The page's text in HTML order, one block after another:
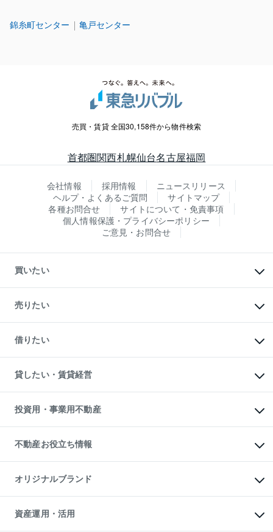
錦糸町センター 亀戸センター
売買・賃貸 全国30,158件から物件検索
首都圏関西札幌仙台名古屋福岡
会社情報 採用情報
ニュースリリース
ヘルプ・よくあるご質問
サイトマップ
各種お問合せ
サイトについて・免責事項
個人情報保護・プライバシーポリシー
ご意見・お問合せ
買いたい
新築・分譲マンションの購入
中古マンションの購入
一戸建ての購入
中古一戸建ての購入
不動産購入の流れ
注目キーワード物件特集
購入ガイド
English 繁体中文簡体中文
売りたい
一戸建ての売却・査定
土地の売却・査定
スピードAI査定
不動産査定について
不動産売却の流れ
不動産買換えの流れ
売却ガイド
借りたい
オフィス・店舗の賃貸
借りるときの流れ
借りるガイド
貸したい・賃貸経営
マンション賃料データ
賃貸管理プラン
リロケーションについて
貸すガイド
投資用・事業用不動産
事業用不動産
マンション投資
投資用マンション
アパート経営
収益物件
ビル購入（ビル一棟）
投資用不動産の売却査定
事業用不動産の売却査定
不動産お役立ち情報
マンションライブラリー
人気マンションランキング
暮らしに役立つ不動産メディア
不動産相場・不動産価格情報
オリジナルブランド
一棟リノベーションマンション
L`GENTE（ルジェンテ）
区分リノベーションマンション
資産運用・活用